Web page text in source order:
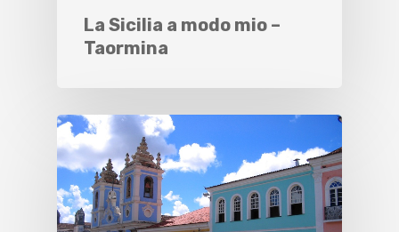
La Sicilia a modo mio –
Taormina